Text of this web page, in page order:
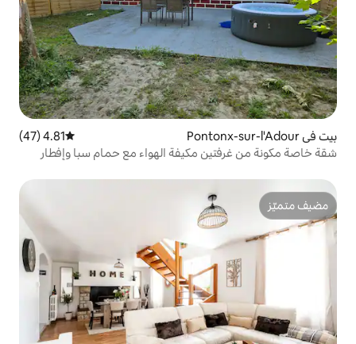
متوسط التقييم 4.81 من 5، 47 مراجعات
4.81 (47)
مكيفة الهواء مع حمام سبا وإفطار